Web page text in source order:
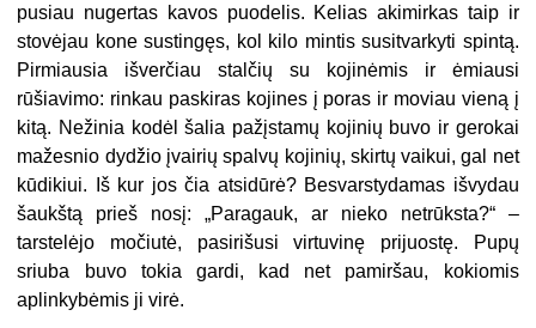
pusiau nugertas kavos puodelis. Kelias akimirkas taip ir
stovėjau kone sustingęs, kol kilo mintis susitvarkyti spintą.
Pirmiausia išverčiau stalčių su kojinėmis ir ėmiausi
rūšiavimo: rinkau paskiras kojines į poras ir moviau vieną į
kitą. Nežinia kodėl šalia pažįstamų kojinių buvo ir gerokai
mažesnio dydžio įvairių spalvų kojinių, skirtų vaikui, gal net
kūdikiui. Iš kur jos čia atsidūrė? Besvarstydamas išvydau
šaukštą prieš nosį: „Paragauk, ar nieko netrūksta?“ –
tarstelėjo močiutė, pasirišusi virtuvinę prijuostę. Pupų
sriuba buvo tokia gardi, kad net pamiršau, kokiomis
aplinkybėmis ji virė.